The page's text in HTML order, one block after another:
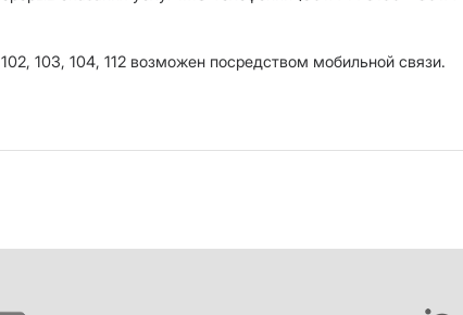
103, 104, 112 возможен посредством мобильной связи.